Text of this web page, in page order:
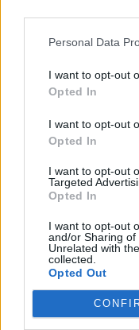
Personal Data
I want to opt-out
Opted In
I want to opt-out
Opted In
I want to opt-out
Targeted
Opted In
I want to opt-out
and/or Sharing
Unrelated with
collected.
Opted Out
Najpierw Ursula von der
Serafin, idą do Tuska.
Reklama
Reklama